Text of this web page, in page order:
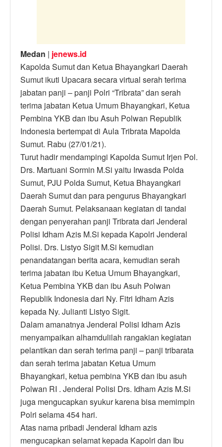
Medan | jenews.id
Kapolda Sumut dan Ketua Bhayangkari Daerah
Sumut ikuti Upacara secara virtual serah terima
jabatan panji – panji Polri “Tribrata” dan serah
terima jabatan Ketua Umum Bhayangkari, Ketua
Pembina YKB dan ibu Asuh Polwan Republik
Indonesia bertempat di Aula Tribrata Mapolda
Sumut. Rabu (27/01/21).
Turut hadir mendampingi Kapolda Sumut Irjen Pol.
Drs. Martuani Sormin M.Si yaitu Irwasda Polda
Sumut, PJU Polda Sumut, Ketua Bhayangkari
Daerah Sumut dan para pengurus Bhayangkari
Daerah Sumut. Pelaksanaan kegiatan di tandai
dengan penyerahan panji Tribrata dari Jenderal
Polisi Idham Azis M.Si kepada Kapolri Jenderal
Polisi. Drs. Listyo Sigit M.Si kemudian
penandatangan berita acara, kemudian serah
terima jabatan ibu Ketua Umum Bhayangkari,
Ketua Pembina YKB dan ibu Asuh Polwan
Republik Indonesia dari Ny. Fitri Idham Azis
kepada Ny. Julianti Listyo Sigit.
Dalam amanatnya Jenderal Polisi Idham Azis
menyampaikan alhamdulilah rangakian kegiatan
pelantikan dan serah terima panji – panji tribarata
dan serah terima jabatan Ketua Umum
Bhayangkari, ketua pembina YKB dan ibu asuh
Polwan RI . Jenderal Polisi Drs. Idham Azis M.Si
juga mengucapkan syukur karena bisa memimpin
Polri selama 454 hari.
Atas nama pribadi Jenderal Idham azis
mengucapkan selamat kepada Kapolri dan Ibu